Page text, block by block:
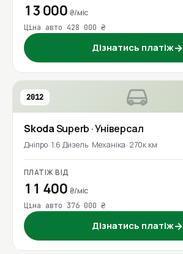
13 000 ₴/міс
Ціна авто 428 000 ₴
Дізнатись платіж→
2012
SkodaSuperb · Універсал
Дніпро 1.6 Дизель Механіка 270к км
ПЛАТІЖ ВІД
11 400 ₴/міс
Ціна авто 376 000 ₴
Дізнатись платіж→